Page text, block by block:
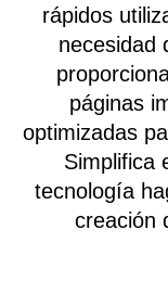
rápidos
necesidad
páginas
optimizadas
Simplifica
tecnología
creación